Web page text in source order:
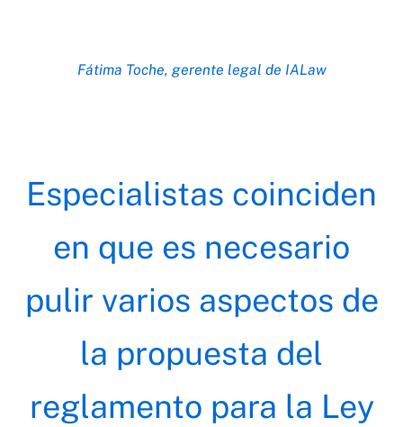
Fátima Toche, gerente legal de IALaw
Especialistas coinciden
en que es necesario
pulir varios aspectos de
la propuesta del
reglamento para la Ley